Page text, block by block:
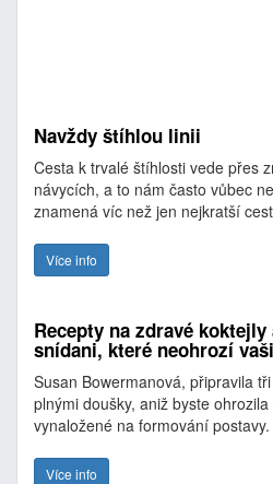
Navždy štíhlou linii
Cesta k trvalé štíhlosti vede přes
návycích, a to nám často vůbec
znamená víc než jen nejkratší
Více info
Recepty na zdravé
snídani, které neohrozí
Susan Bowermanová, připravila
plnými doušky, aniž byste
vynaložené na formování postavy.
Více info